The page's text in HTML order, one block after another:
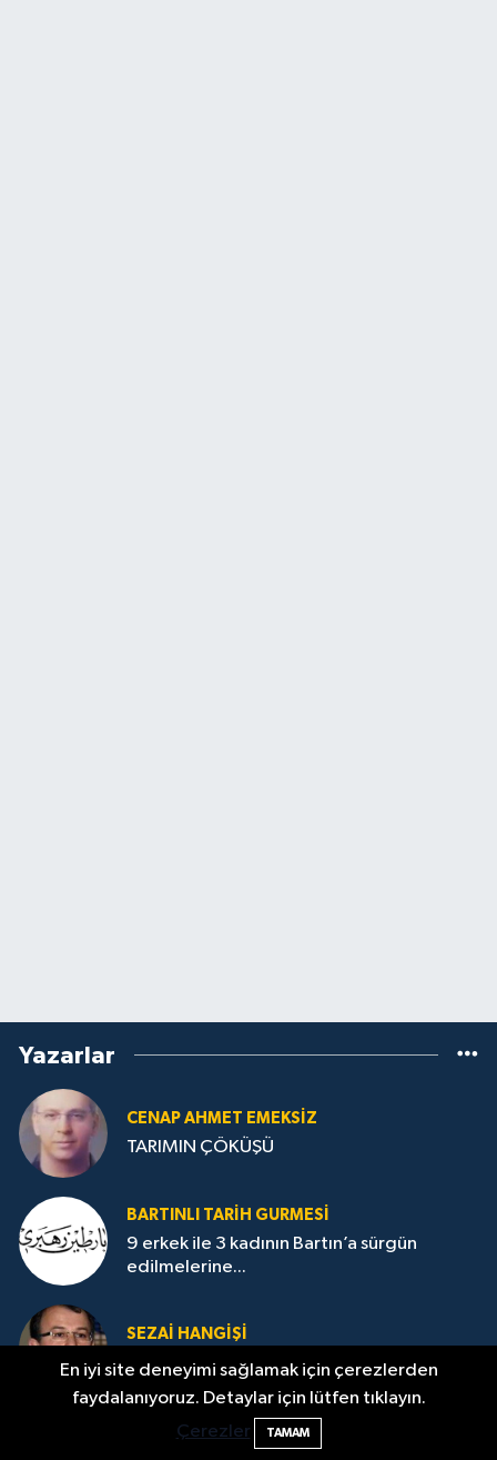
Yazarlar
CENAP AHMET EMEKSİZ
TARIMIN ÇÖKÜŞÜ
BARTINLI TARIH GURMESI
9 erkek ile 3 kadının Bartın’a sürgün
edilmelerine...
SEZAI HANGİŞİ
TOGG MAKUS TALİHİN YENİLMESİDİR
En iyi site deneyimi sağlamak için çerezlerden
faydalanıyoruz. Detaylar için lütfen tıklayın.
Çerezler
TAMAM